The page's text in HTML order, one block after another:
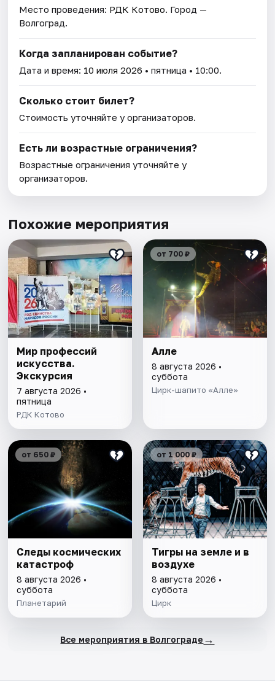
Место проведения: РДК Котово. Город —
Волгоград.
Когда запланирован событие?
Дата и время: 10 июля 2026 • пятница • 10:00.
Сколько стоит билет?
Стоимость уточняйте у организаторов.
Есть ли возрастные ограничения?
Возрастные ограничения уточняйте у
организаторов.
Похожие мероприятия
Мир профессий
искусства.
Экскурсия
7 августа 2026 •
пятница
РДК Котово
от 700 ₽
Алле
8 августа 2026 •
суббота
Цирк-шапито «Алле»
от 650 ₽
Следы космических
катастроф
8 августа 2026 •
суббота
Планетарий
от 1 000 ₽
Тигры на земле и в
воздухе
8 августа 2026 •
суббота
Цирк
Все мероприятия в Волгограде →